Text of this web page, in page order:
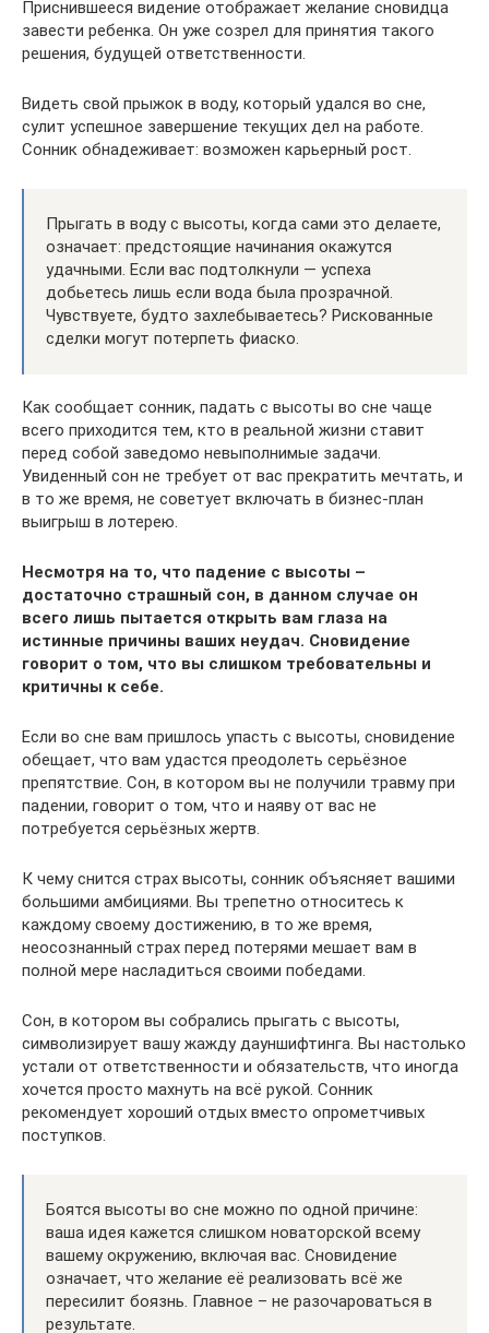
Приснившееся видение отображает желание сновидца
завести ребенка. Он уже созрел для принятия такого
решения, будущей ответственности.
Видеть свой прыжок в воду, который удался во сне,
сулит успешное завершение текущих дел на работе.
Сонник обнадеживает: возможен карьерный рост.
Прыгать в воду с высоты, когда сами это делаете,
означает: предстоящие начинания окажутся
удачными. Если вас подтолкнули — успеха
добьетесь лишь если вода была прозрачной.
Чувствуете, будто захлебываетесь? Рискованные
сделки могут потерпеть фиаско.
Как сообщает сонник, падать с высоты во сне чаще
всего приходится тем, кто в реальной жизни ставит
перед собой заведомо невыполнимые задачи.
Увиденный сон не требует от вас прекратить мечтать, и
в то же время, не советует включать в бизнес-план
выигрыш в лотерею.
Несмотря на то, что падение с высоты –
достаточно страшный сон, в данном случае он
всего лишь пытается открыть вам глаза на
истинные причины ваших неудач. Сновидение
говорит о том, что вы слишком требовательны и
критичны к себе.
Если во сне вам пришлось упасть с высоты, сновидение
обещает, что вам удастся преодолеть серьёзное
препятствие. Сон, в котором вы не получили травму при
падении, говорит о том, что и наяву от вас не
потребуется серьёзных жертв.
К чему снится страх высоты, сонник объясняет вашими
большими амбициями. Вы трепетно относитесь к
каждому своему достижению, в то же время,
неосознанный страх перед потерями мешает вам в
полной мере насладиться своими победами.
Сон, в котором вы собрались прыгать с высоты,
символизирует вашу жажду дауншифтинга. Вы настолько
устали от ответственности и обязательств, что иногда
хочется просто махнуть на всё рукой. Сонник
рекомендует хороший отдых вместо опрометчивых
поступков.
Боятся высоты во сне можно по одной причине:
ваша идея кажется слишком новаторской всему
вашему окружению, включая вас. Сновидение
означает, что желание её реализовать всё же
пересилит боязнь. Главное – не разочароваться в
результате.